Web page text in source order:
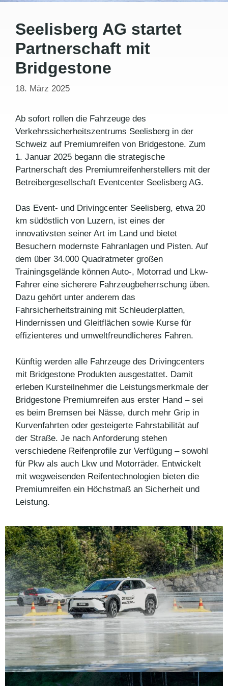
Seelisberg AG startet
Partnerschaft mit
Bridgestone
18. März 2025
Ab sofort rollen die Fahrzeuge des
Verkehrssicherheitszentrums Seelisberg in der
Schweiz auf Premiumreifen von Bridgestone. Zum
1. Januar 2025 begann die strategische
Partnerschaft des Premiumreifenherstellers mit der
Betreibergesellschaft Eventcenter Seelisberg AG.
Das Event- und Drivingcenter Seelisberg, etwa 20
km südöstlich von Luzern, ist eines der
innovativsten seiner Art im Land und bietet
Besuchern modernste Fahranlagen und Pisten. Auf
dem über 34.000 Quadratmeter großen
Trainingsgelände können Auto-, Motorrad und Lkw-
Fahrer eine sicherere Fahrzeugbeherrschung üben.
Dazu gehört unter anderem das
Fahrsicherheitstraining mit Schleuderplatten,
Hindernissen und Gleitflächen sowie Kurse für
effizienteres und umweltfreundlicheres Fahren.
Künftig werden alle Fahrzeuge des Drivingcenters
mit Bridgestone Produkten ausgestattet. Damit
erleben Kursteilnehmer die Leistungsmerkmale der
Bridgestone Premiumreifen aus erster Hand – sei
es beim Bremsen bei Nässe, durch mehr Grip in
Kurvenfahrten oder gesteigerte Fahrstabilität auf
der Straße. Je nach Anforderung stehen
verschiedene Reifenprofile zur Verfügung – sowohl
für Pkw als auch Lkw und Motorräder. Entwickelt
mit wegweisenden Reifentechnologien bieten die
Premiumreifen ein Höchstmaß an Sicherheit und
Leistung.